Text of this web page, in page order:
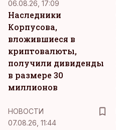
06.08.26, 17:09
Наследники
Корпусова,
вложившиеся в
криптовалюты,
получили дивиденды
в размере 30
миллионов
НОВОСТИ
07.08.26, 11:44